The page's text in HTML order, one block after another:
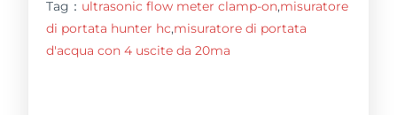
Tag： ultrasonic flow meter clamp-on,misuratore
di portata hunter hc,misuratore di portata
d'acqua con 4 uscite da 20ma